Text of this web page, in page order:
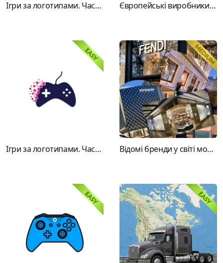
Ігри за логотипами. Частина 4ервона Європейські виробники вантажівок за лого
Ігри за логотипами. Частина 7 Відомі бренди у світі модного одягу